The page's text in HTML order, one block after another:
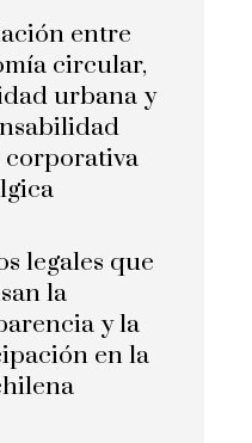
entre
circular,
urbana y
corporativa
legales que
la
y la
en la